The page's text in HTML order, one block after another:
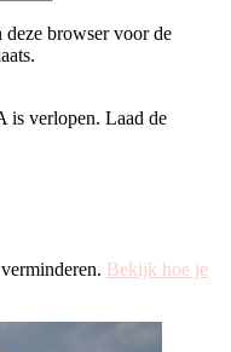
browser voor de
is verlopen. Laad de
Bekijk hoe je